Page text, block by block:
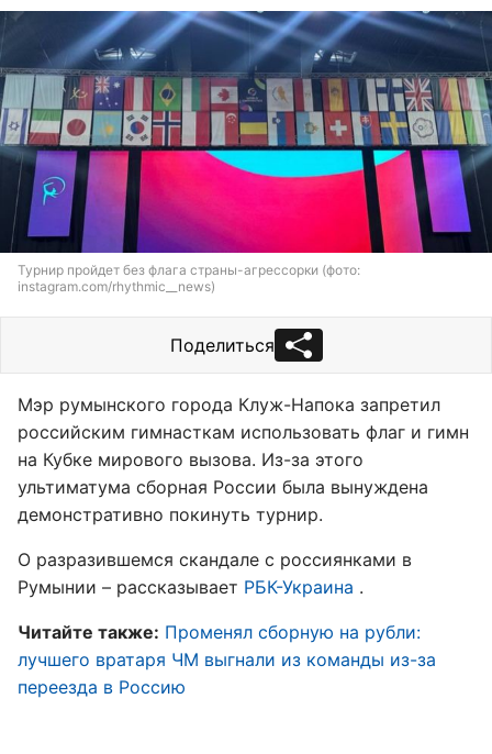
Турнир пройдет без флага страны-агрессорки (фото:
instagram.com/rhythmic__news)
Поделиться
Мэр румынского города Клуж-Напока запретил
российским гимнасткам использовать флаг и гимн
на Кубке мирового вызова. Из-за этого
ультиматума сборная России была вынуждена
демонстративно покинуть турнир.
О разразившемся скандале с россиянками в
Румынии – рассказывает РБК-Украина .
Читайте также: Променял сборную на рубли:
лучшего вратаря ЧМ выгнали из команды из-за
переезда в Россию